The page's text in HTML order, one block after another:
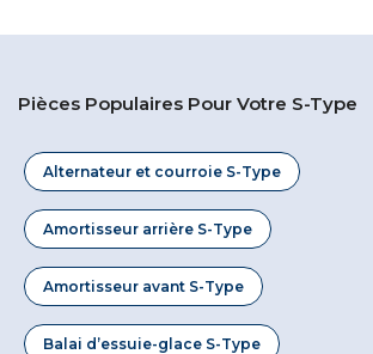
Pièces Populaires Pour Votre S-Type
Alternateur et courroie S-Type
Amortisseur arrière S-Type
Amortisseur avant S-Type
Balai d’essuie-glace S-Type